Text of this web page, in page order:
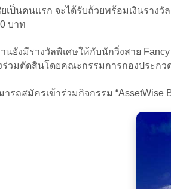
เป็นคนแรก จะได้รับถ้วยพร้อมเงินราง
บาท
นยังมีรางวัลพิเศษให้กับนักวิ่งสาย
วมตัดสินโดยคณะกรรมการกองประกวด
รถสมัครเข้าร่วมกิจกรรม “AssetWise